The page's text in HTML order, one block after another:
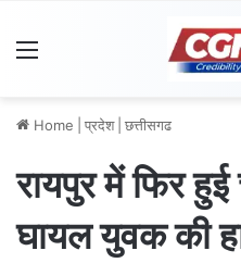
Home प्रदेश छत्तीसगढ
रायपुर में फिर
घायल युवक की